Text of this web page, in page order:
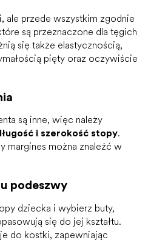
ale przede wszystkim zgodnie
są przeznaczone dla tęgich
się także elastycznością,
pięty oraz oczywiście
są inne, więc należy
i szerokość stopy.
margines można znaleźć w
podeszwy
dziecka i wybierz buty,
się do jej kształtu.
do kostki, zapewniając